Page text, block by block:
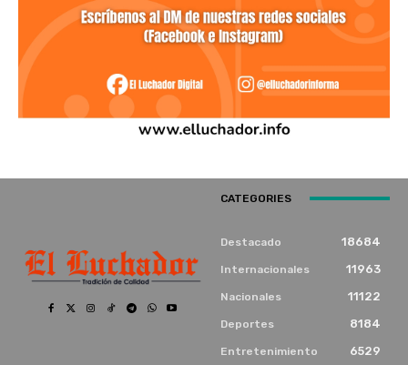
CATEGORIES
Destacado 18684
Internacionales 11963
Nacionales 11122
Deportes 8184
Entretenimiento 6529